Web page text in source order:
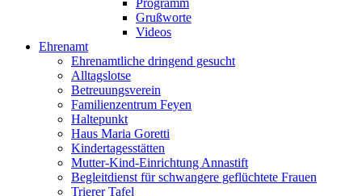
Programm
Grußworte
Videos
Ehrenamt
Ehrenamtliche dringend gesucht
Alltagslotse
Betreuungsverein
Familienzentrum Feyen
Haltepunkt
Haus Maria Goretti
Kindertagesstätten
Mutter-Kind-Einrichtung Annastift
Begleitdienst für schwangere geflüchtete Frauen
Trierer Tafel